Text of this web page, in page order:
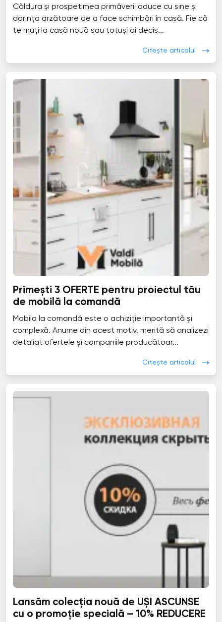
Căldura și prospețimea primăverii aduce cu sine și
dorința arzătoare de a face schimbări în casă. Fie că
te muți la casă nouă sau totuși ai decis...
Citește articolul
Primești 3 OFERTE pentru proiectul tău
de mobilă la comandă
Mobila la comandă este o achiziție importantă și
complexă. Anume din acest motiv, merită să analizezi
detaliat ofertele și companiile producătoar...
Citește articolul
Lansăm colecția nouă de UȘI ASCUNSE
cu o promoție specială – 10% REDUCERE